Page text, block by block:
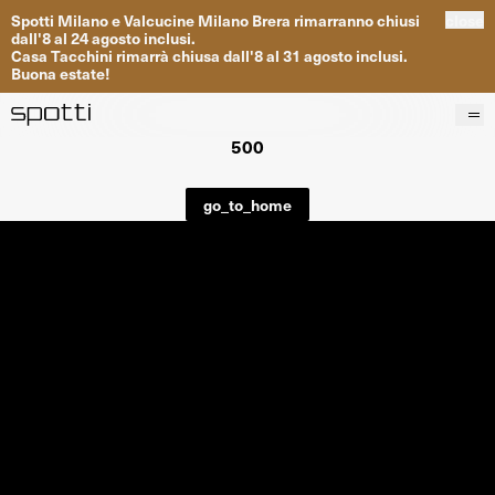
Spotti MilanoeValcucine Milano Brera rimarrannochiusi
dall'8al 24agosto inclusi.
Casa Tacchini rimarrà chiusa dall'8al 31 agosto inclusi.
Buona estate!
Progetti
500
go_to_home